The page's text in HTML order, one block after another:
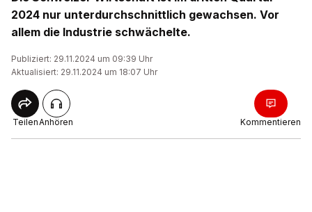
2024 nur unterdurchschnittlich gewachsen. Vor
allem die Industrie schwächelte.
Publiziert: 29.11.2024 um 09:39 Uhr
Aktualisiert: 29.11.2024 um 18:07 Uhr
TeilenAnhören Kommentieren